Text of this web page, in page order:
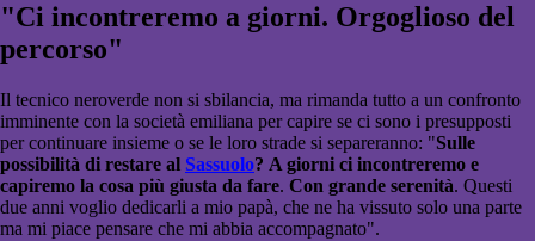
"Ci incontreremo a giorni. Orgoglioso del
percorso"
Il tecnico neroverde non si sbilancia, ma rimanda tutto a un confronto
imminente con la società emiliana per capire se ci sono i presupposti
per continuare insieme o se le loro strade si separeranno: "Sulle
possibilità di restare al Sassuolo? A giorni ci incontreremo e
capiremo la cosa più giusta da fare. Con grande serenità. Questi
due anni voglio dedicarli a mio papà, che ne ha vissuto solo una parte
ma mi piace pensare che mi abbia accompagnato".